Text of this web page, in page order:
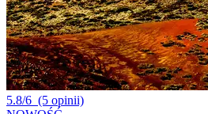
5.8/6 (5 opinii)